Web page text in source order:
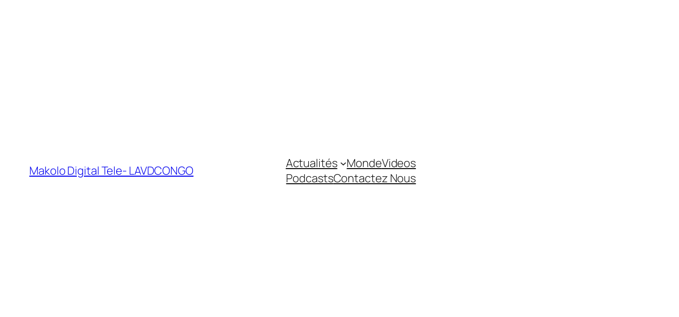
Makolo Digital Tele- LAVDCONGO Actualités MondeVideos
PodcastsContactez Nous